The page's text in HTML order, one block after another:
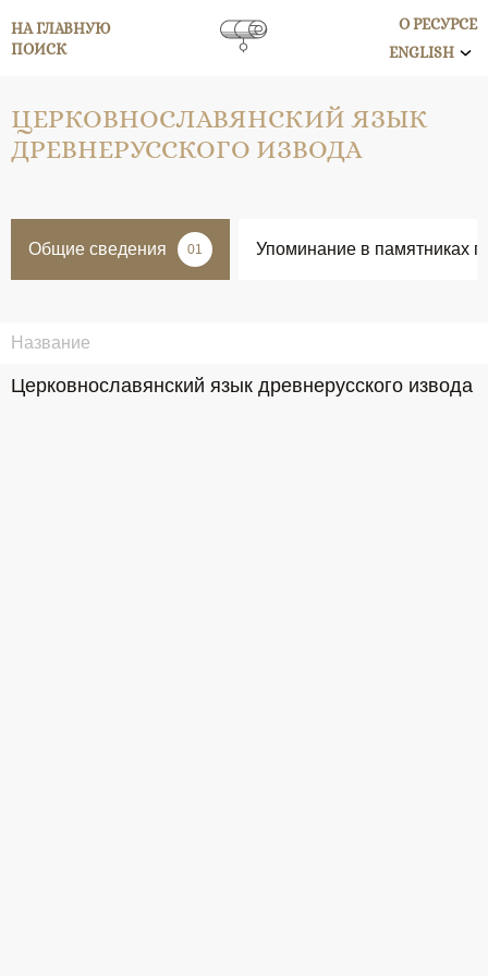
НА ГЛАВНУЮ
ПОИСК
О РЕСУРСЕ
ENGLISH
ЦЕРКОВНОСЛАВЯНСКИЙ ЯЗЫК
ДРЕВНЕРУССКОГО ИЗВОДА
Общие сведения 01 Упоминание в памятниках
Название
Церковнославянский язык древнерусского извода